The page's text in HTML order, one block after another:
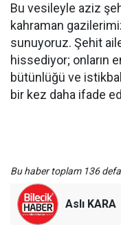
Bu vesileyle aziz
kahraman
sunuyoruz. Şehit
hissediyor; onların
bütünlüğü ve
bir kez daha ifade
Bu haber toplam 136
Aslı KARA